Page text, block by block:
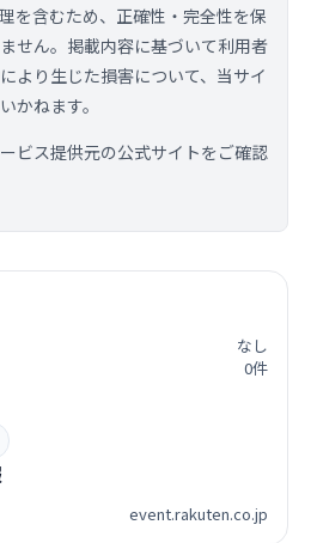
を含むため、正確性・完全性を保
せん。掲載内容に基づいて利用者
より生じた損害について、当サイ
かねます。
ビス提供元の公式サイトをご確認
なし
0件
event.rakuten.co.jp